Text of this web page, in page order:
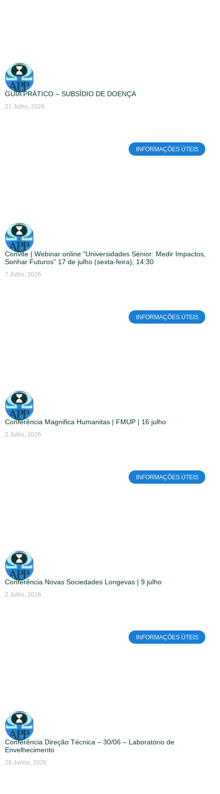
GUIA PRÁTICO – SUBSÍDIO DE DOENÇA
21 Julho, 2026
INFORMAÇÕES ÚTEIS
Convite | Webinar online “Universidades Sénior: Medir Impactos,
Sonhar Futuros” 17 de julho (sexta-feira); 14:30
7 Julho, 2026
INFORMAÇÕES ÚTEIS
Conferência Magnifica Humanitas | FMUP | 16 julho
2 Julho, 2026
INFORMAÇÕES ÚTEIS
Conferência Novas Sociedades Longevas | 9 julho
2 Julho, 2026
INFORMAÇÕES ÚTEIS
Conferência Direção Técnica – 30/06 – Laboratório de
Envelhecimento
26 Junho, 2026